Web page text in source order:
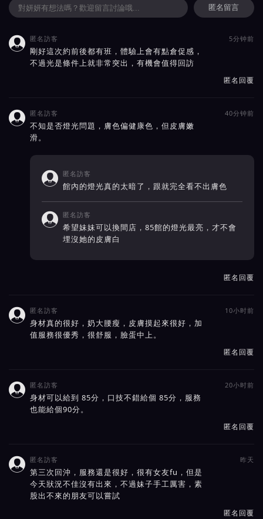
匿名留言
 匿名訪客 5分钟前
剛好這次約前後都有班，體驗上會有點倉促感，
不過光是條件上就非常突出，有機會值得回訪
匿名回覆
 匿名訪客 40分钟前
不知是否燈光問題，膚色偏健康色，但皮膚嫩
滑。
 匿名訪客
館內的燈光真的太暗了，跟就完全看不出膚色
 匿名訪客
希望妹妹可以換間店，85館的燈光最亮，才不會
埋沒她的皮膚白
匿名回覆
 匿名訪客 10小时前
身材真的很好，奶大腰瘦，皮膚摸起來很好，加
值服務很優秀，很舒服，臉蛋中上。
匿名回覆
 匿名訪客 20小时前
身材可以給到 85分，口技不錯給個 85分，服務
也能給個90分。
匿名回覆
 匿名訪客 昨天
第三次回沖，服務還是很好，很有女友fu，但是
今天狀況不佳沒有出來，不過妹子手工厲害，素
股出不來的朋友可以嘗試
匿名回覆